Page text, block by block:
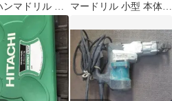
ンマドリル セ
マードリル 小型 本体
クリート ドリル 振動
インパクト コンセント
有線 コンパクト コンク
リート用 石材用 100V